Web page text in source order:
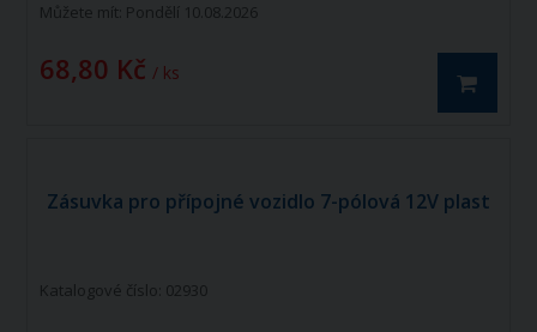
Můžete mít: Pondělí 10.08.2026
68,80 Kč / ks
Zásuvka pro přípojné vozidlo 7-pólová 12V plast
Katalogové číslo: 02930